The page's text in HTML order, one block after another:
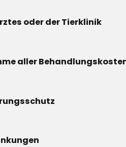
oder der Tierklinik
aller